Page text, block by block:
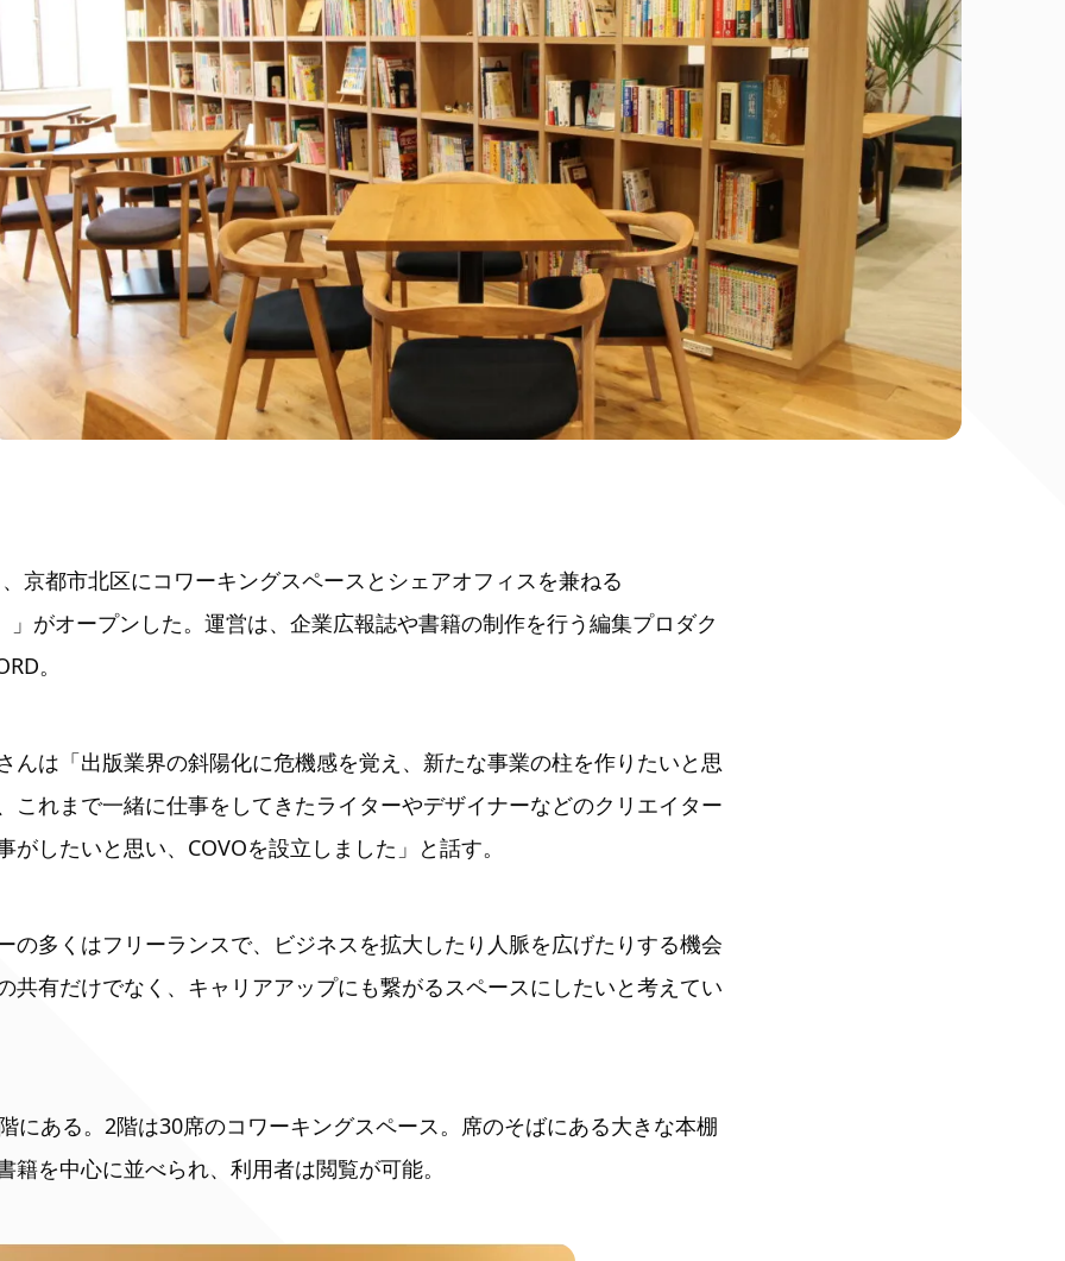
京都市北区にコワーキングスペースとシェアオフィスを兼ねる
」がオープンした。運営は、企業広報誌や書籍の制作を行う編集プロダク
。
んは「出版業界の斜陽化に危機感を覚え、新たな事業の柱を作りたいと思
これまで一緒に仕事をしてきたライターやデザイナーなどのクリエイター
がしたいと思い、COVOを設立しました」と話す。
の多くはフリーランスで、ビジネスを拡大したり人脈を広げたりする機会
共有だけでなく、キャリアアップにも繋がるスペースにしたいと考えてい
にある。2階は30席のコワーキングスペース。席のそばにある大きな本棚
籍を中心に並べられ、利用者は閲覧が可能。